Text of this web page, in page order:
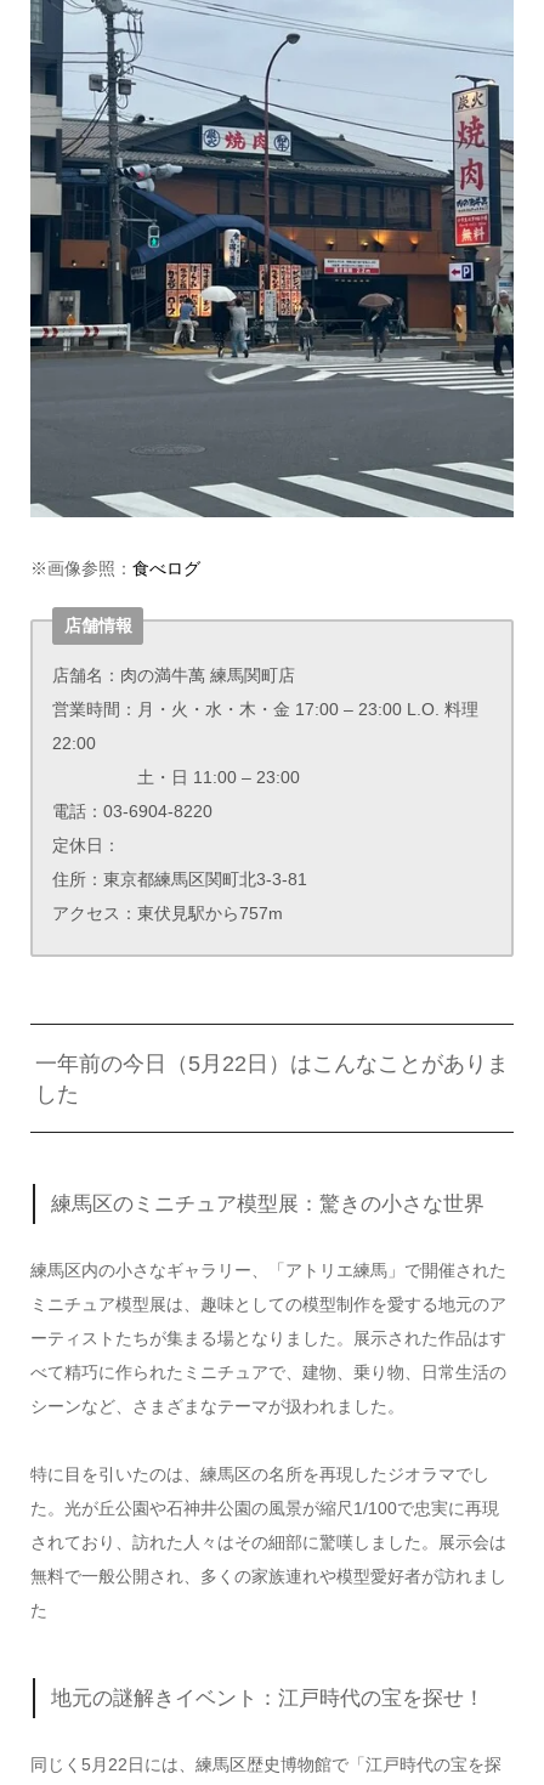
※画像参照： 食べログ
店舗情報
店舗名：肉の満牛萬 練馬関町店
営業時間：月・火・水・木・金 17:00 – 23:00 L.O. 料理
22:00
土・日 11:00 – 23:00
電話：03-6904-8220
定休日：
住所：東京都練馬区関町北3-3-81
アクセス：東伏見駅から757m
一年前の今日（5月22日）はこんなことがありま
した
練馬区のミニチュア模型展：驚きの小さな世界
練馬区内の小さなギャラリー、「アトリエ練馬」で開催された
ミニチュア模型展は、趣味としての模型制作を愛する地元のア
ーティストたちが集まる場となりました。展示された作品はす
べて精巧に作られたミニチュアで、建物、乗り物、日常生活の
シーンなど、さまざまなテーマが扱われました。
特に目を引いたのは、練馬区の名所を再現したジオラマでし
た。光が丘公園や石神井公園の風景が縮尺1/100で忠実に再現
されており、訪れた人々はその細部に驚嘆しました。展示会は
無料で一般公開され、多くの家族連れや模型愛好者が訪れまし
た​
地元の謎解きイベント：江戸時代の宝を探せ！
同じく5月22日には、練馬区歴史博物館で「江戸時代の宝を探